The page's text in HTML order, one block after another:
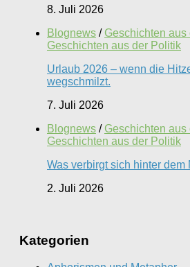
8. Juli 2026
Blognews / Geschichten aus
Geschichten aus der Politik
Urlaub 2026 – wenn die
wegschmilzt.
7. Juli 2026
Blognews / Geschichten aus
Geschichten aus der Politik
Was verbirgt sich hinter dem
2. Juli 2026
Kategorien